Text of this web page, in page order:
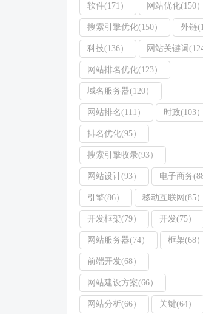
软件(171） 网站优化(150）
搜索引擎优化(150） 外链
科技(136） 网站关键词(124
网站排名优化(123）
域名服务器(120）
网站排名(111） 时政(103）
排名优化(95）
搜索引擎收录(93）
网站设计(93） 电子商务(88
引擎(86） 移动互联网(85）
开发框架(79） 开发(75）
网站服务器(74） 框架(68）
前端开发(68）
网站建设方案(66）
网站分析(66） 关键(64）